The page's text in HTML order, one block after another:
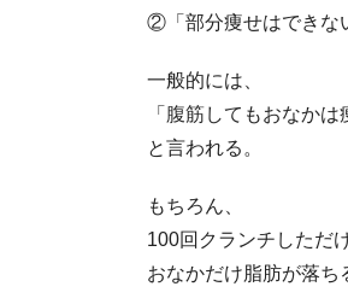
②「部分痩せはできな
一般的には、
「腹筋してもおなかは
と言われる。
もちろん、
100回クランチしただ
おなかだけ脂肪が落ち